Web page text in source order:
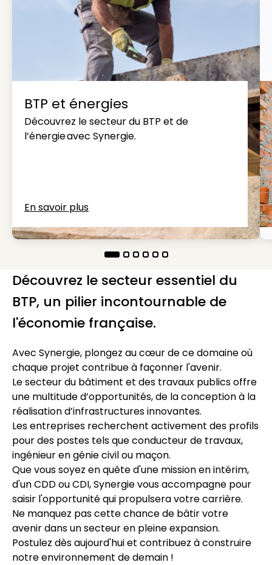
BTP et énergies
Découvrez le secteur du BTP et de
l’énergie avec Synergie.
En savoir plus
Découvrez le secteur essentiel du
BTP, un pilier incontournable de
l'économie française.
Avec Synergie, plongez au cœur de ce domaine où
chaque projet contribue à façonner l'avenir.
Le secteur du bâtiment et des travaux publics offre
une multitude d’opportunités, de la conception à la
réalisation d’infrastructures innovantes.
Les entreprises recherchent activement des profils
pour des postes tels que conducteur de travaux,
ingénieur en génie civil ou maçon.
Que vous soyez en quête d'une mission en intérim,
d'un CDD ou CDI, Synergie vous accompagne pour
saisir l'opportunité qui propulsera votre carrière.
Ne manquez pas cette chance de bâtir votre
avenir dans un secteur en pleine expansion.
Postulez dès aujourd'hui et contribuez à construire
notre environnement de demain !